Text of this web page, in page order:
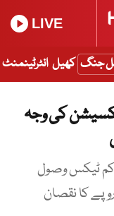
LIVE
جنگ کھیل انٹرٹینمنٹ
کی وجہ
کم ٹیکس وصول
کا نقصان